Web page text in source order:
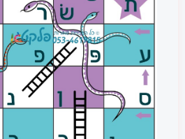
סולמות
ונחשים